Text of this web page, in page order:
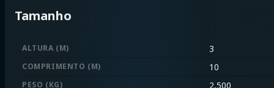
Tamanho
ALTURA (M) 3
COMPRIMENTO (M) 10
PESO (KG) 2,500